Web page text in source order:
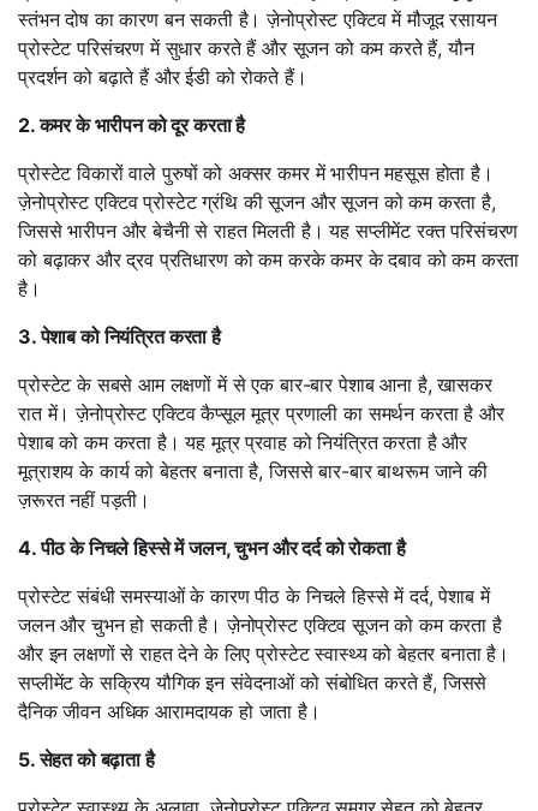
स्तंभन दोष का कारण बन सकती है। ज़ेनोप्रोस्ट एक्टिव में मौजूद रसायन
प्रोस्टेट परिसंचरण में सुधार करते हैं और सूजन को कम करते हैं, यौन
प्रदर्शन को बढ़ाते हैं और ईडी को रोकते हैं।
2. कमर के भारीपन को दूर करता है
प्रोस्टेट विकारों वाले पुरुषों को अक्सर कमर में भारीपन महसूस होता है।
ज़ेनोप्रोस्ट एक्टिव प्रोस्टेट ग्रंथि की सूजन और सूजन को कम करता है,
जिससे भारीपन और बेचैनी से राहत मिलती है। यह सप्लीमेंट रक्त परिसंचरण
को बढ़ाकर और द्रव प्रतिधारण को कम करके कमर के दबाव को कम करता
है।
3. पेशाब को नियंत्रित करता है
प्रोस्टेट के सबसे आम लक्षणों में से एक बार-बार पेशाब आना है, खासकर
रात में। ज़ेनोप्रोस्ट एक्टिव कैप्सूल मूत्र प्रणाली का समर्थन करता है और
पेशाब को कम करता है। यह मूत्र प्रवाह को नियंत्रित करता है और
मूत्राशय के कार्य को बेहतर बनाता है, जिससे बार-बार बाथरूम जाने की
ज़रूरत नहीं पड़ती।
4. पीठ के निचले हिस्से में जलन, चुभन और दर्द को रोकता है
प्रोस्टेट संबंधी समस्याओं के कारण पीठ के निचले हिस्से में दर्द, पेशाब में
जलन और चुभन हो सकती है। ज़ेनोप्रोस्ट एक्टिव सूजन को कम करता है
और इन लक्षणों से राहत देने के लिए प्रोस्टेट स्वास्थ्य को बेहतर बनाता है।
सप्लीमेंट के सक्रिय यौगिक इन संवेदनाओं को संबोधित करते हैं, जिससे
दैनिक जीवन अधिक आरामदायक हो जाता है।
5. सेहत को बढ़ाता है